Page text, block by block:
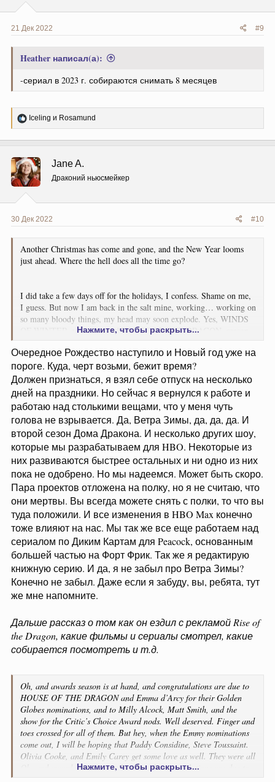
21 Дек 2022 #9
Heather написал(а):
-сериал в 2023 г. собираются снимать 8 месяцев
Р
е
ц
и
и
:
Iceling и Rosamund
Jane A.
Драконий ньюсмейкер
30 Дек 2022 #10
Another Christmas has come and gone, and the New Year looms
just ahead. Where the hell does all the time go?
I did take a few days off for the holidays, I confess. Shame on me,
I guess. But now I am back in the salt mine, working… working on
so many bloody things, my head may soon explode. Yes, WINDS
OF WINTER, yes, yes. And HOUSE OF THE DRAGON, season
developing with HBO. (Some of those are moving faster than
others, as is always the case with development. None have been
greenlit yet, though we are hoping… maybe soon. A couple have
been shelved, but I would not agree that they are dead. You can
take something off the shelf as easily as you can put it on the shelf.
All the changes at HBO Max have impacted us, certainly). We are
also still developing the Wild Cards tv series for Peacock, based
(largely) on FORT FREAK. And I have Wild Cards books to edit.
Oh, and did I forget WINDS OF WINTER? No, of course I didn’t.
But if I ever did, I know you folks will remind me.
Нажмите, чтобы раскрыть...
Очередное Рождество наступило и Новый год уже на
пороге. Куда, черт возьми, бежит время?
Должен признаться, я взял себе отпуск на несколько
дней на праздники. Но сейчас я вернулся к работе и
работаю над столькими вещами, что у меня чуть
голова не взрывается. Да, Ветра Зимы, да, да, да. И
второй сезон Дома Дракона. И несколько других шоу,
которые мы разрабатываем для HBO. Некоторые из
них развиваются быстрее остальных и ни одно из них
пока не одобрено. Но мы надеемся. Может быть скоро.
Пара проектов отложена на полку, но я не считаю, что
они мертвы. Вы всегда можете снять с полки, то что вы
туда положили. И все изменения в HBO Max конечно
тоже влияют на нас. Мы так же все еще работаем над
сериалом по Диким Картам для Peacock, основанным
большей частью на Форт Фрик. Так же я редактирую
книжную серию. И да, я не забыл про Ветра Зимы?
Конечно не забыл. Даже если я забуду, вы, ребята, тут
же мне напомните.
Дальше рассказ о том как он ездил с рекламой Rise of
the Dragon, какие фильмы и сериалы смотрел, какие
собирается посмотреть и т.д.
Oh, and awards season is at hand, and congratulations are due to
HOUSE OF THE DRAGON and Emma d’Arcy for their Golden
Globes nominations, and to Milly Alcock, Matt Smith, and the
show for the Critic’s Choice Award nods. Well deserved. Finger and
toes crossed for all of them. But hey, when the Emmy nominations
come out, I will be hoping that Paddy Considine, Steve Toussaint.
Olivia Cooke, and Emily Carey get some love as well. They were all
Oh, and awards season is at hand, and congratulations are due to
Нажмите, чтобы раскрыть...